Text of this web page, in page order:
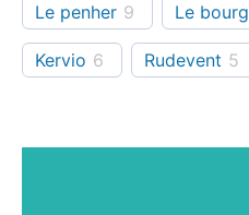
Le penher 9 Le bourg
Kervio 6 Rudevent 5